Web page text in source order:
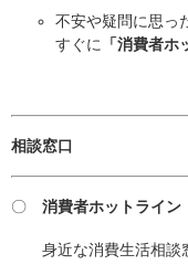
不安や疑問に思っ
すぐに
「消費者ホ
相談窓口
〇 消費者ホットライ
身近な消費生活相談窓